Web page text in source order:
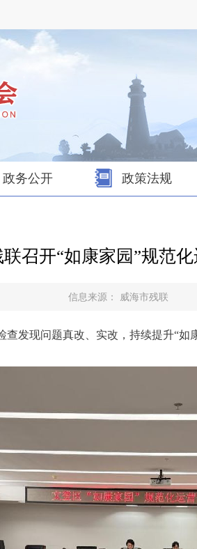
政务公开 政策法规
召开“如康家园”规范
信息来源： 威海市残联
发现问题真改、实改，持续提升“